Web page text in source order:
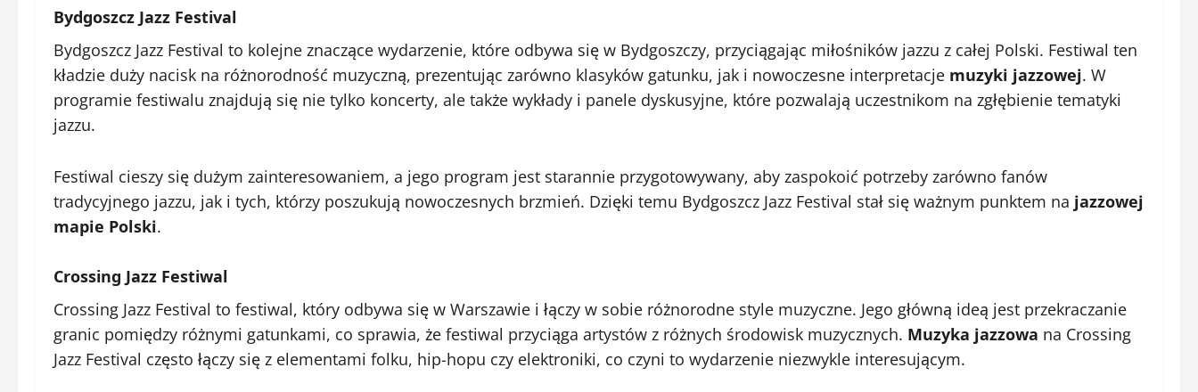
Bydgoszcz Jazz Festival
Bydgoszcz Jazz Festival to kolejne znaczące wydarzenie, które odbywa się w Bydgoszczy, przyciągając miłośników jazzu z całej Polski. Festiwal ten
kładzie duży nacisk na różnorodność muzyczną, prezentując zarówno klasyków gatunku, jak i nowoczesne interpretacje muzyki jazzowej. W
programie festiwalu znajdują się nie tylko koncerty, ale także wykłady i panele dyskusyjne, które pozwalają uczestnikom na zgłębienie tematyki
jazzu.
Festiwal cieszy się dużym zainteresowaniem, a jego program jest starannie przygotowywany, aby zaspokoić potrzeby zarówno fanów
tradycyjnego jazzu, jak i tych, którzy poszukują nowoczesnych brzmień. Dzięki temu Bydgoszcz Jazz Festival stał się ważnym punktem na jazzowej
mapie Polski.
Crossing Jazz Festiwal
Crossing Jazz Festival to festiwal, który odbywa się w Warszawie i łączy w sobie różnorodne style muzyczne. Jego główną ideą jest przekraczanie
granic pomiędzy różnymi gatunkami, co sprawia, że festiwal przyciąga artystów z różnych środowisk muzycznych. Muzyka jazzowa na Crossing
Jazz Festival często łączy się z elementami folku, hip-hopu czy elektroniki, co czyni to wydarzenie niezwykle interesującym.